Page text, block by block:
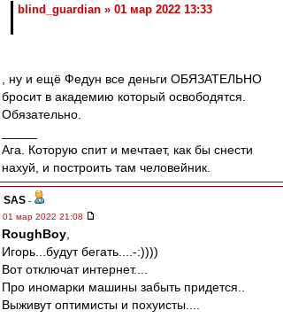
blind_guardian » 01 мар 2022 13:33
, ну и ещё Федун все деньги ОБЯЗАТЕЛЬНО
бросит в академию который освободятся.
Обязательно.
Ага. Которую спит и мечтает, как бы снести
нахуй, и построить там человейник.
SAS -
01 мар 2022 21:08
RoughBoy
Игорь...будут бегать....-:))))
Вот отключат интернет....
Про иномарки машины забыть придется..
Выживут оптимисты и похуисты....